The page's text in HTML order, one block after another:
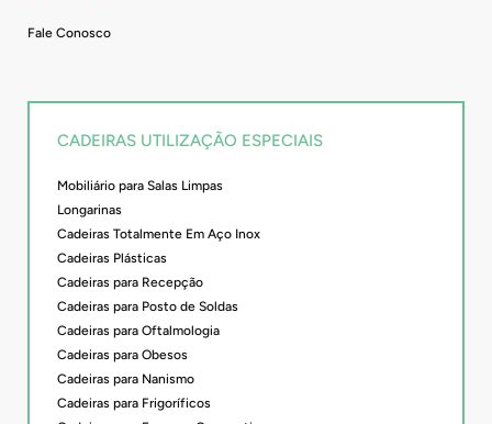
Fale Conosco
CADEIRAS UTILIZAÇÃO ESPECIAIS
Mobiliário para Salas Limpas
Longarinas
Cadeiras Totalmente Em Aço Inox
Cadeiras Plásticas
Cadeiras para Recepção
Cadeiras para Posto de Soldas
Cadeiras para Oftalmologia
Cadeiras para Obesos
Cadeiras para Nanismo
Cadeiras para Frigoríficos